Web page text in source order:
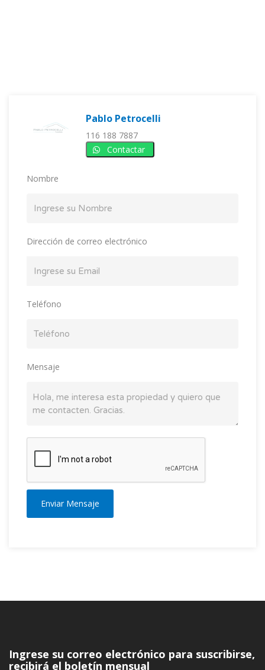
Pablo Petrocelli
116 188 7887
Contactar
Nombre
Dirección de correo electrónico
Teléfono
Mensaje
Enviar Mensaje
Ingrese su correo electrónico para suscribirse,
recibirá el boletín mensual